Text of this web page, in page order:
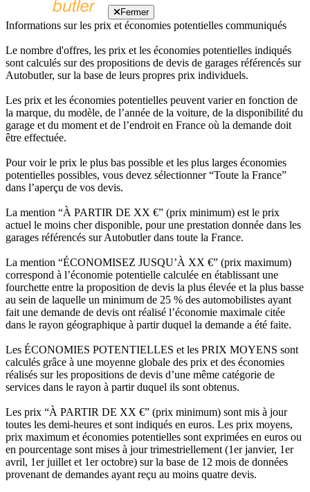
Fermer
Informations sur les prix et économies potentielles communiqués
Le nombre d'offres, les prix et les économies potentielles indiqués
sont calculés sur des propositions de devis de garages référencés sur
Autobutler, sur la base de leurs propres prix individuels.
Les prix et les économies potentielles peuvent varier en fonction de
la marque, du modèle, de l’année de la voiture, de la disponibilité du
garage et du moment et de l’endroit en France où la demande doit
être effectuée.
Pour voir le prix le plus bas possible et les plus larges économies
potentielles possibles, vous devez sélectionner “Toute la France”
dans l’aperçu de vos devis.
La mention “À PARTIR DE XX €” (prix minimum) est le prix
actuel le moins cher disponible, pour une prestation donnée dans les
garages référencés sur Autobutler dans toute la France.
La mention “ÉCONOMISEZ JUSQU’À XX €” (prix maximum)
correspond à l’économie potentielle calculée en établissant une
fourchette entre la proposition de devis la plus élevée et la plus basse
au sein de laquelle un minimum de 25 % des automobilistes ayant
fait une demande de devis ont réalisé l’économie maximale citée
dans le rayon géographique à partir duquel la demande a été faite.
Les ÉCONOMIES POTENTIELLES et les PRIX MOYENS sont
calculés grâce à une moyenne globale des prix et des économies
réalisés sur les propositions de devis d’une même catégorie de
services dans le rayon à partir duquel ils sont obtenus.
Les prix “À PARTIR DE XX €” (prix minimum) sont mis à jour
toutes les demi-heures et sont indiqués en euros. Les prix moyens,
prix maximum et économies potentielles sont exprimées en euros ou
en pourcentage sont mises à jour trimestriellement (1er janvier, 1er
avril, 1er juillet et 1er octobre) sur la base de 12 mois de données
provenant de demandes ayant reçu au moins quatre devis.